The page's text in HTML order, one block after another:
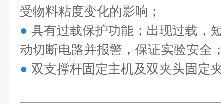
受物料粘度变化的影响；
● 具有过载保护功能；出现过载，
动切断电路并报警，保证实验安全
● 双支撑杆固定主机及双夹头固定